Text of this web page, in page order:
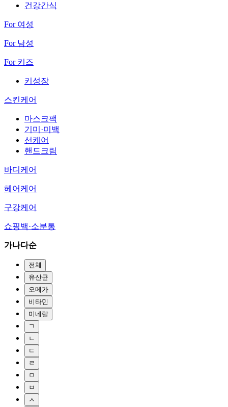
건강간식
For 여성
For 남성
For 키즈
키성장
스킨케어
마스크팩
기미·미백
선케어
핸드크림
바디케어
헤어케어
구강케어
쇼핑백·소분통
가나다순
전체
유산균
오메가
비타민
미네랄
ㄱ
ㄴ
ㄷ
ㄹ
ㅁ
ㅂ
ㅅ